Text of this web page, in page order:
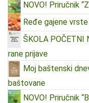
NOVO! Priručnik
Ređe gajene
ŠKOLA POČETNI
rane prijave
Moj baštenski
baštovane
NOVO! Priručnik